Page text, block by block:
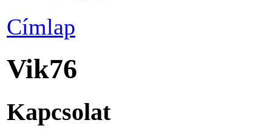
Címlap
Vik76
Kapcsolat